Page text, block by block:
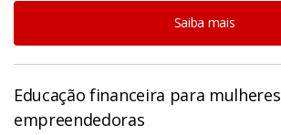
Saiba mais
Educação financeira para mulheres
empreendedoras